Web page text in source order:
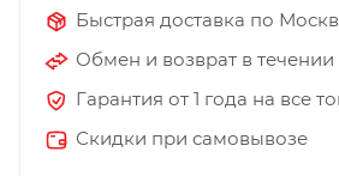
Быстрая доставка по
Обмен и возврат в течении
Гарантия от 1 года на все
Скидки при самовывозе